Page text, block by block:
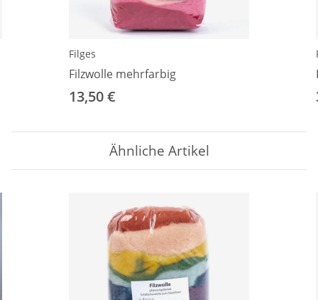
Filges
Filzwolle mehrfarbig
13,50 €
Ähnliche Artikel